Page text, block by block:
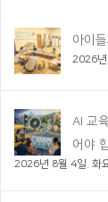
아이
2026년
AI 교
어야
2026년 8월 4일. 화